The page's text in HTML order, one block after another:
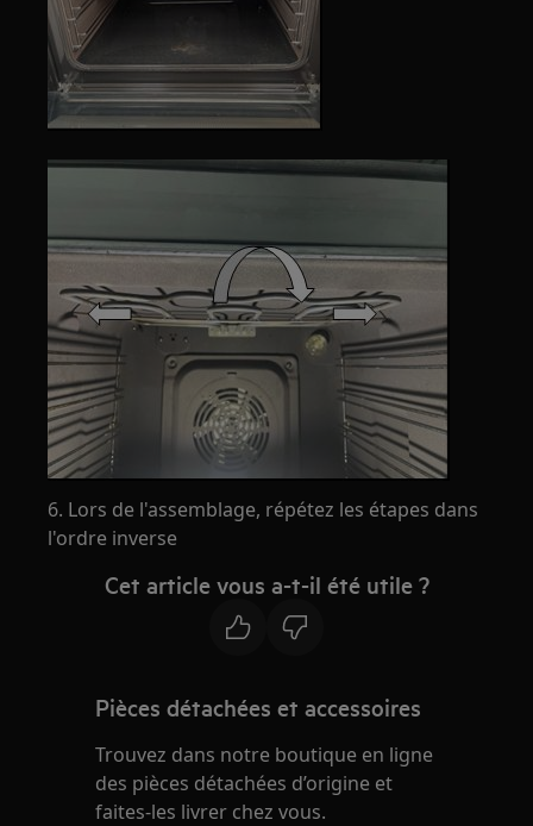
6. Lors de l'assemblage, répétez les étapes dans
l'ordre inverse
Cet article vous a-t-il été utile ?
Pièces détachées et accessoires
Trouvez dans notre boutique en ligne
des pièces détachées d’origine et
faites-les livrer chez vous.